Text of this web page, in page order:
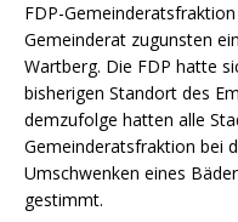
FDP-
Gemeinderat zugunsten
Wartberg. Die FDP hatte
bisherigen Standort des
demzufolge hatten alle
Gemeinderatsfraktion bei
Umschwenken eines
gestimmt.